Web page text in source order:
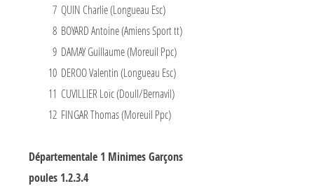
7 QUIN Charlie (Longueau Esc)
8 BOYARD Antoine (Amiens Sport tt)
9 DAMAY Guillaume (Moreuil Ppc)
10 DEROO Valentin (Longueau Esc)
11 CUVILLIER Loïc (Doull/Bernavil)
12 FINGAR Thomas (Moreuil Ppc)
Départementale 1 Minimes Garçons
poules 1.2.3.4